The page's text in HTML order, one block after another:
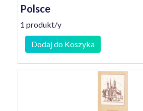
Polsce
1 produkt/y
Dodaj do Koszyka